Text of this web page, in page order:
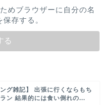
めブラウザーに自分の名
存する。
ング雑記】 出張に行くならもち
ン 結果的には食い倒れの...